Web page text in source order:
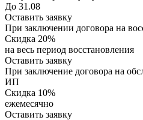
До 31.08
Оставить заявку
При заключении договора на
Скидка 20%
на весь период восстановления
Оставить заявку
При заключение договора на
ИП
Скидка 10%
ежемесячно
Оставить заявку